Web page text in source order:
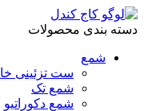
دسته بندی محصولات
شمع
ست تزئینی
شمع تک
شمع دکوراتیو